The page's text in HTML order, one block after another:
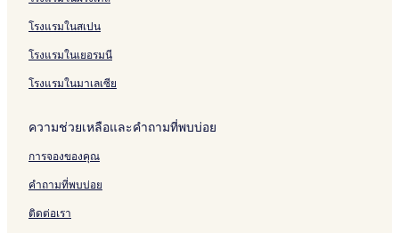
t
e
l
s
d
o
m
i
n
m
r
s
t
o
M
t&
S
p
a
,
r
i
n
B
e
t
e
l
u
k
e
t
,
t
g
r
a
p
e
p
o
i
n
-
7
S
e
a
a
g
e
P
a
n
o
n
t
P
h
e
R
e
s
o
e
n
c
e
b
h
n
o
c
o
e
s
o
r
t
h
k
e
t
e
s
o
r
t
i
a
t
e
P
โรงแรมในสเปน
โรงแรมในเยอรมนี
โรงแรมในมาเลเซีย
ความช่วยเหลือและคำถามที่พบบ่อย
การจองของคุณ
คำถามที่พบบ่อย
ติดต่อเรา